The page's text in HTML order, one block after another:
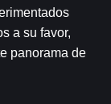
a su favor,
panorama de